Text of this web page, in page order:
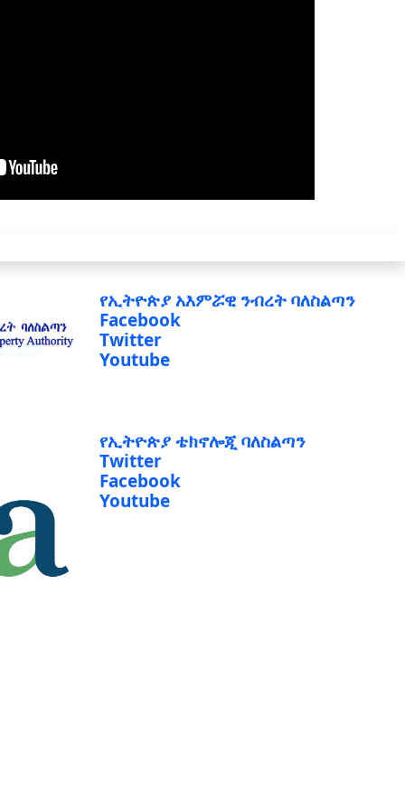
የኢትዮጵያ አእምሯዊ ንብረት ባለስልጣን
Facebook
Twitter
Youtube
የኢትዮጵያ ቴክኖሎጂ ባለስልጣን
Twitter
Facebook
Youtube